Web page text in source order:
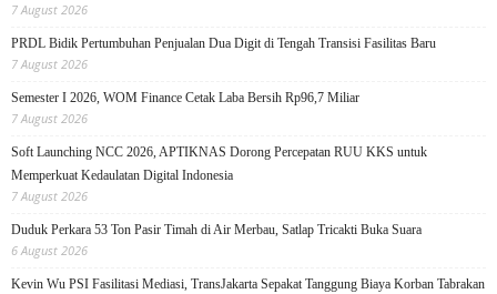
7 August 2026
PRDL Bidik Pertumbuhan Penjualan Dua Digit di Tengah Transisi Fasilitas Baru
7 August 2026
Semester I 2026, WOM Finance Cetak Laba Bersih Rp96,7 Miliar
7 August 2026
Soft Launching NCC 2026, APTIKNAS Dorong Percepatan RUU KKS untuk
Memperkuat Kedaulatan Digital Indonesia
7 August 2026
Duduk Perkara 53 Ton Pasir Timah di Air Merbau, Satlap Tricakti Buka Suara
6 August 2026
Kevin Wu PSI Fasilitasi Mediasi, TransJakarta Sepakat Tanggung Biaya Korban Tabrakan